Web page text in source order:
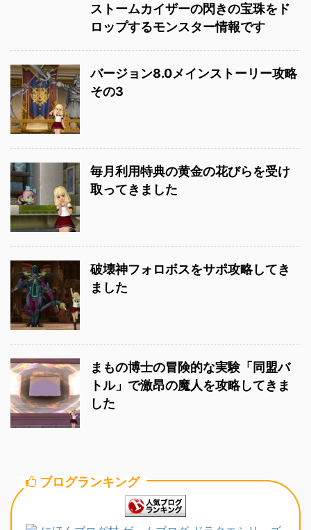
ストームカイザーの閃きの宝珠をド
ロップするモンスター情報です
バージョン8.0メインストーリー攻略
その3
毎月利用特典の黄金の花びらを受け
取ってきました
破壊神フォロボスをサポ攻略してき
ました
まもの博士の冒険的な実験「同盟バ
トル」で激昂の魔人を攻略してきま
した
ブログランキング